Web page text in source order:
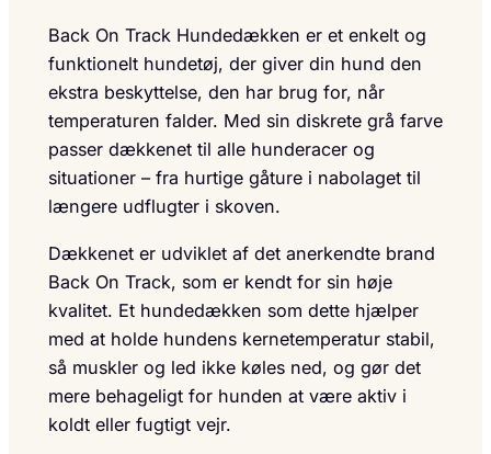
Back On Track Hundedækken er et enkelt og
funktionelt hundetøj, der giver din hund den
ekstra beskyttelse, den har brug for, når
temperaturen falder. Med sin diskrete grå farve
passer dækkenet til alle hunderacer og
situationer – fra hurtige gåture i nabolaget til
længere udflugter i skoven.
Dækkenet er udviklet af det anerkendte brand
Back On Track, som er kendt for sin høje
kvalitet. Et hundedækken som dette hjælper
med at holde hundens kernetemperatur stabil,
så muskler og led ikke køles ned, og gør det
mere behageligt for hunden at være aktiv i
koldt eller fugtigt vejr.